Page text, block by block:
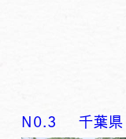
N0. 3 千葉県